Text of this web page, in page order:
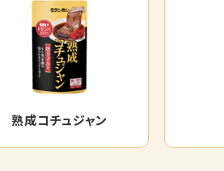
熟成コチュジャン